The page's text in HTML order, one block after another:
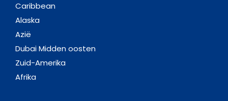
Caribbean
Alaska
Azië
Dubai Midden oosten
Zuid-Amerika
Afrika